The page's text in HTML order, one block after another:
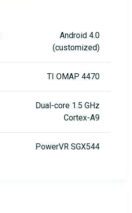
Android 4.0
(customized)
TI OMAP 4470
Dual-core 1.5 GHz
Cortex-A9
PowerVR SGX544